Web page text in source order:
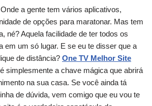
a gente tem vários aplicativos,
de opções para maratonar. Mas tem
né? Aquela facilidade de ter todos os
em um só lugar. E se eu te disser que a
de distância? One TV Melhor Site
é simplesmente a chave mágica que abrirá
na sua casa. Se você ainda tá
de dúvida, vem comigo que eu vou te